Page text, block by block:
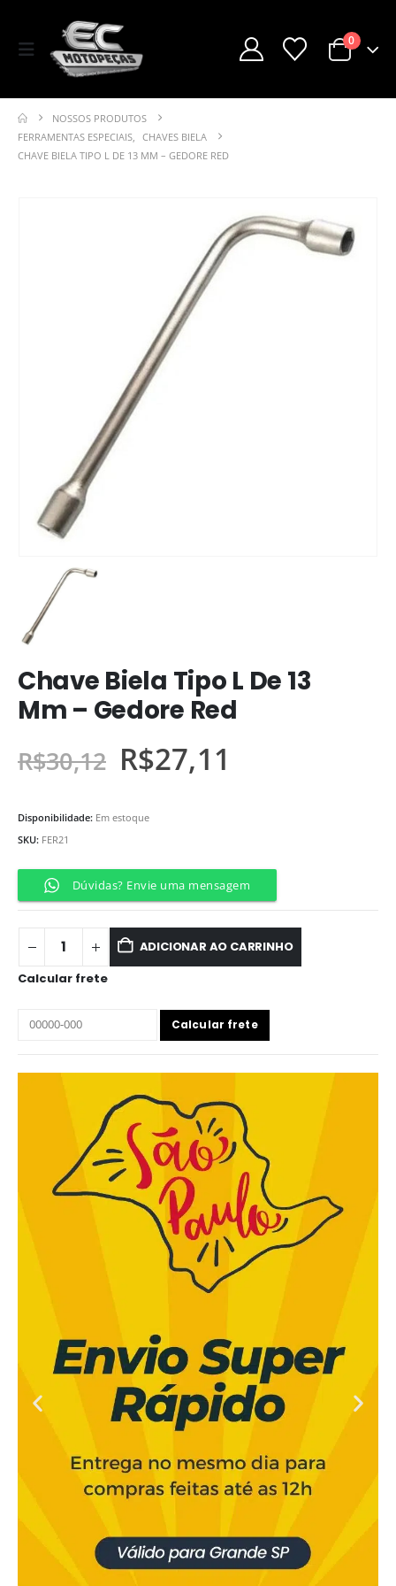
0
NOSSOS PRODUTOS
FERRAMENTAS ESPECIAIS, CHAVES BIELA
CHAVE BIELA TIPO L DE 13 MM – GEDORE RED
Chave Biela Tipo L De 13
Mm – Gedore Red
R$30,12 R$27,11
Disponibilidade: Em estoque
SKU: FER21
Dúvidas? Envie uma mensagem
ADICIONAR AO CARRINHO
Calcular frete